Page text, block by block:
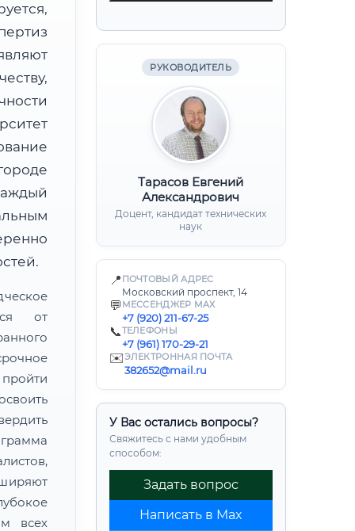
РУКОВОДИТЕЛЬ
Тарасов Евгений
Александрович
Доцент, кандидат технических
наук
📍 ПОЧТОВЫЙ АДРЕС
Московский проспект, 14
💬 МЕССЕНДЖЕР MAX
+7 (920) 211-67-25
📞ТЕЛЕФОНЫ
+7 (961) 170-29-21
✉️ЭЛЕКТРОННАЯ ПОЧТА
382652@mail.ru
У Вас остались вопросы?
Свяжитесь с нами удобным
способом:
Задать вопрос
Написать в Max
от
всех